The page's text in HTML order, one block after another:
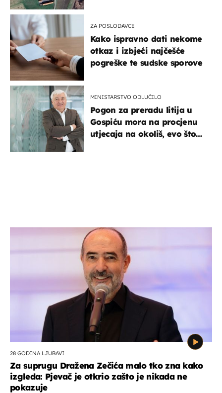
ZA POSLODAVCE
Kako ispravno dati nekome
otkaz i izbjeći najčešće
pogreške te sudske sporove
MINISTARSTVO ODLUČILO
Pogon za preradu litija u
Gospiću mora na procjenu
utjecaja na okoliš, evo što
28 GODINA LJUBAVI
Za suprugu Dražena Zečića malo tko zna kako
izgleda: Pjevač je otkrio zašto je nikada ne
pokazuje